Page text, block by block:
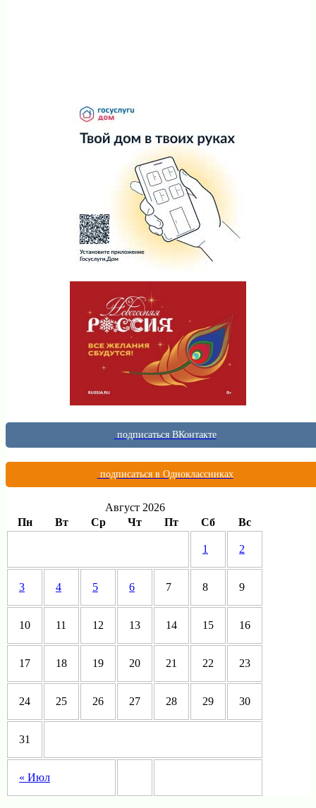
подписаться ВКонтакте
подписаться в Одноклассниках
Август 2026
Пн
Вт Ср Чт Пт Сб Вс
« Июл
1 2
3 4 5 6 7 8 9
10 11 12 13 14 15 16
17 18 19 20 21 22 23
24 25 26 27 28 29 30
31